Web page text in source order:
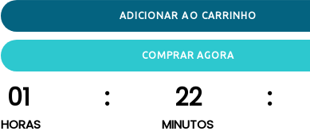
ADICIONAR AO CARRINHO
COMPRAR AGORA
01 : 22 :
HORAS MINUTOS